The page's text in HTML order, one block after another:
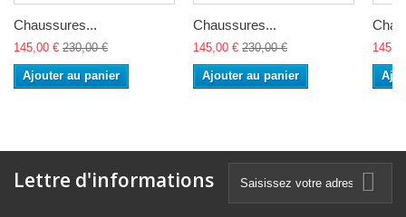
Chaussures...
145,00 € 230,00 €
Ajouter au panier
Chaussures...
145,00 € 230,00 €
Ajouter au panier
Lettre d'informations